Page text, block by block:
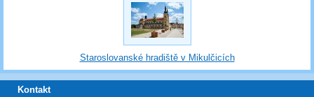
Staroslovanské hradiště v Mikulčicích
Kontakt